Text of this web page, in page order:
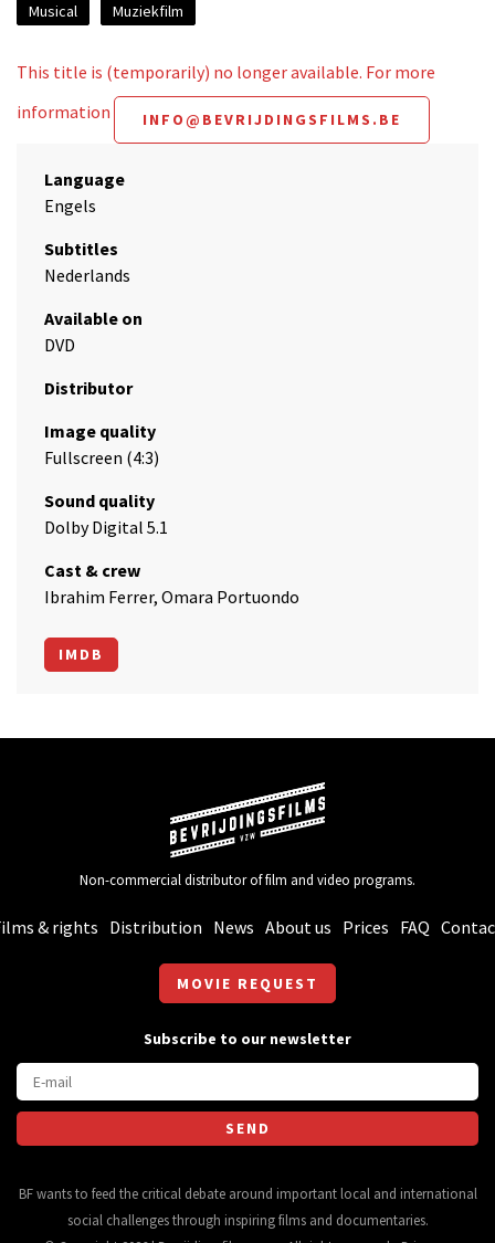
Musical Muziekfilm
This title is (temporarily) no longer available. For more
information
INFO@BEVRIJDINGSFILMS.BE
Language
Engels
Subtitles
Nederlands
Available on
DVD
Distributor
Image quality
Fullscreen (4:3)
Sound quality
Dolby Digital 5.1
Cast & crew
Ibrahim Ferrer, Omara Portuondo
IMDB
Non-commercial distributor of film and video programs.
& rights Distribution News About us Prices FAQ
MOVIE REQUEST
Subscribe to our newsletter
BF wants to feed the critical debate around important local and international
social challenges through inspiring films and documentaries.